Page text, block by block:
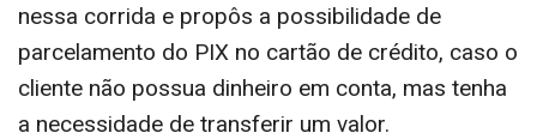
nessa corrida e propôs a possibilidade de
parcelamento do PIX no cartão de crédito, caso o
cliente não possua dinheiro em conta, mas tenha
a necessidade de transferir um valor.